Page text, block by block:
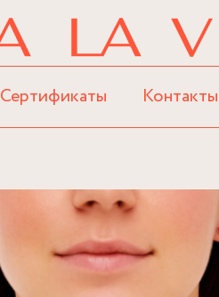
Сертификаты Контакты